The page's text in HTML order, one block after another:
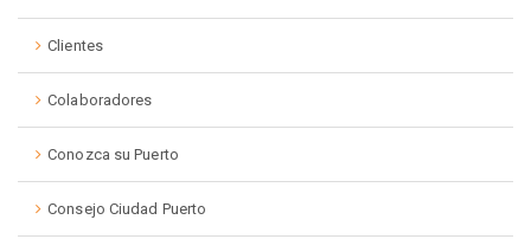
Clientes
Colaboradores
Conozca su Puerto
Consejo Ciudad Puerto